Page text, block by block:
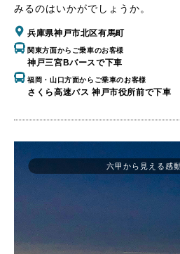
みるのはいかがでしょうか。
兵庫県神戸市北区有馬町
関東方面からご乗車のお客様
神戸三宮Bバースで下車
福岡・山口方面からご乗車のお客様
さくら高速バス 神戸市役所前で下車
六甲から見える感